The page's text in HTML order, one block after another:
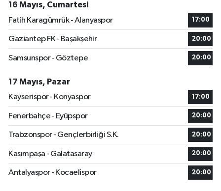
16 Mayıs, Cumartesi
Fatih Karagümrük - Alanyaspor
17:00
Gaziantep FK - Başakşehir 20:00
Samsunspor - Göztepe 20:00
17 Mayıs, Pazar
Kayserispor - Konyaspor
17:00
Fenerbahçe - Eyüpspor 20:00
Trabzonspor - Gençlerbirliği S.K. 20:00
Kasımpaşa - Galatasaray 20:00
Antalyaspor - Kocaelispor 20:00